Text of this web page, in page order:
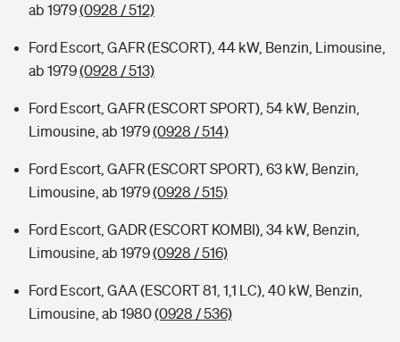
ab 1979(0928 / 512)
Ford Escort, GAFR (ESCORT), 44 kW, Benzin, Limousine,
ab 1979(0928 / 513)
Ford Escort, GAFR (ESCORT SPORT), 54 kW, Benzin,
Limousine, ab 1979(0928 / 514)
Ford Escort, GAFR (ESCORT SPORT), 63 kW, Benzin,
Limousine, ab 1979(0928 / 515)
Ford Escort, GADR (ESCORT KOMBI), 34 kW, Benzin,
Limousine, ab 1979(0928 / 516)
Ford Escort, GAA (ESCORT 81, 1,1 LC), 40 kW, Benzin,
Limousine, ab 1980(0928 / 536)